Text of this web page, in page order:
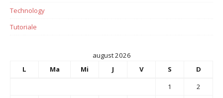
Technology
Tutoriale
august 2026
L
Ma Mi J V S
D
1
2